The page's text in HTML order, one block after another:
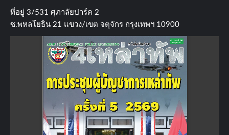
ที่อยู่​ 3/531​ ศุภาลัยปาร์ค​ 2
ซ.พหลโยธิน​ 21​ แขวง/เขต​ จตุจักร​ กรุงเทพฯ 10900